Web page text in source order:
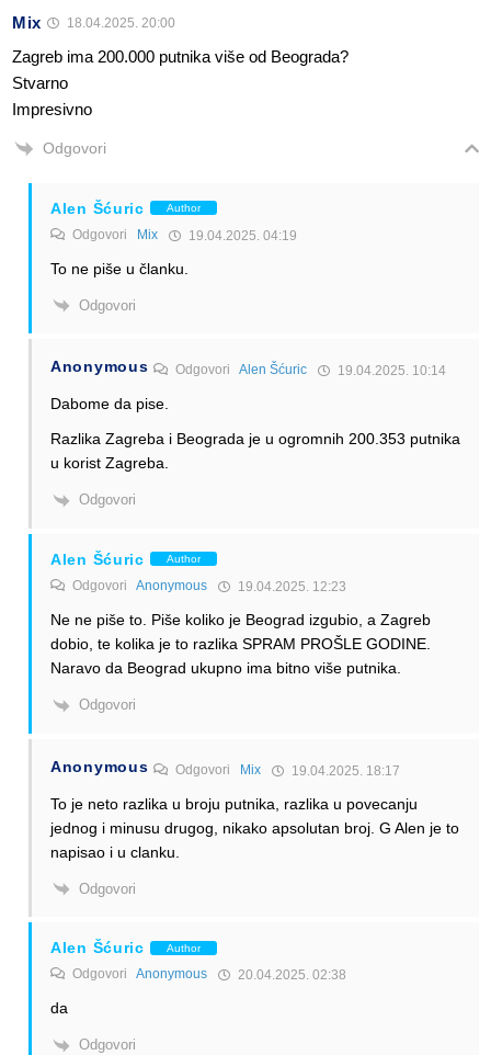
Mix 18.04.2025. 20:00
Zagreb ima 200.000 putnika više od Beograda?
Stvarno
Impresivno
Odgovori
Alen Šćuric Author
Odgovori Mix 19.04.2025. 04:19
To ne piše u članku.
Odgovori
Anonymous OdgovoriAlen Šćuric 19.04.2025. 10:14
Dabome da pise.
Razlika Zagreba i Beograda je u ogromnih 200.353 putnika
u korist Zagreba.
Odgovori
Alen Šćuric Author
Odgovori Anonymous 19.04.2025. 12:23
Ne ne piše to. Piše koliko je Beograd izgubio, a Zagreb
dobio, te kolika je to razlika SPRAM PROŠLE GODINE.
Naravo da Beograd ukupno ima bitno više putnika.
Odgovori
Anonymous Odgovori Mix 19.04.2025. 18:17
To je neto razlika u broju putnika, razlika u povecanju
jednog i minusu drugog, nikako apsolutan broj. G Alen je to
napisao i u clanku.
Odgovori
Alen Šćuric Author
Odgovori Anonymous 20.04.2025. 02:38
da
Odgovori